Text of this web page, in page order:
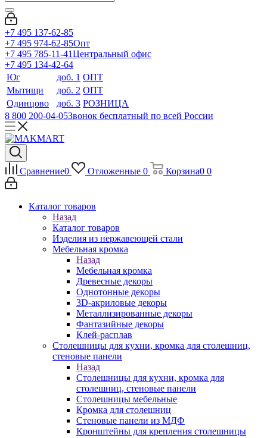
+7 495 137-62-85
+7 495 974-62-85Опт
+7 495 785-11-41Центральный офис
+7 495 134-42-64
Юг
доб. 1 ОПТ
Мытищи
доб. 2 ОПТ
Одинцово
доб. 3 РОЗНИЦА
8 800 200-04-05Звонок бесплатный по всей России
Сравнение0 Отложенные 0 Корзина0 0
Каталог товаров
Назад
Каталог товаров
Изделия из нержавеющей стали
Мебельная кромка
Назад
Мебельная кромка
Древесные декоры
Однотонные декоры
3D-акриловые декоры
Металлизированные декоры
Фантазийные декоры
Клей-расплав
Столешницы для кухни, кромка для столешниц,
стеновые панели
Назад
Столешницы для кухни, кромка для
столешниц, стеновые панели
Столешницы мебельные
Кромка для столешниц
Стеновые панели из МДФ
Кронштейны для крепления столешницы